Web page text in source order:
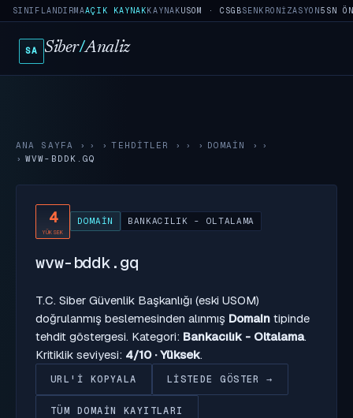
SINIFLANDIRMAAÇIK KAYNAKKAYNAKUSOM · CSGBSENKRONIZASYON5SN
SA Siber/Analiz
ANA SAYFA › TEHDITLER › DOMAIN
›
WVW-BDDK.GQ
4
YÜKSEK
DOMAIN BANKACILIK - OLTALAMA
wvw-bddk.gq
T.C. Siber Güvenlik Başkanlığı (eski USOM)
doğrulanmış beslemesinden alınmış Domain tipinde
tehdit göstergesi. Kategori: Bankacılık - Oltalama.
Kritiklik seviyesi: 4/10 · Yüksek.
URL'I KOPYALA LISTEDE GÖSTER →
TÜM DOMAIN KAYITLARI